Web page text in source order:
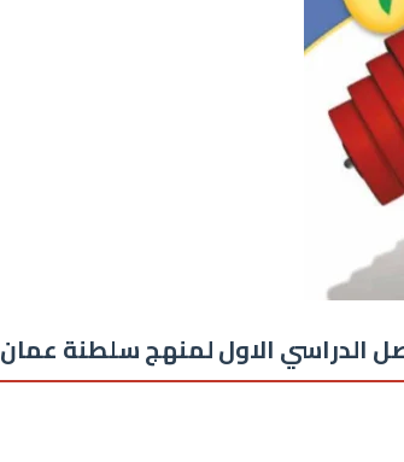
الدراسي الاول لمنهج سلطنة عمان